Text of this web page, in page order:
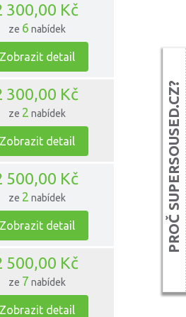
300,00 Kč
ze 6 nabídek
Zobrazit detail
300,00 Kč
ze 2 nabídek
Zobrazit detail
500,00 Kč
ze 2 nabídek
Zobrazit detail
500,00 Kč
ze 7 nabídek
Zobrazit detail
PROČ SUPERSOUSED.CZ?